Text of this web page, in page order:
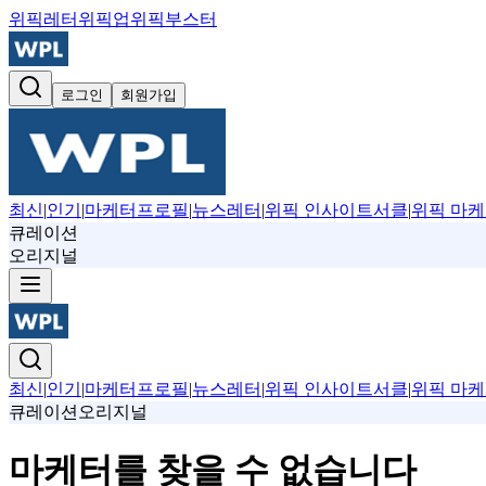
위픽레터 위픽업위픽부스터
로그인 회원가입
최신|인기 |마케터프로필|뉴스레터 |위픽 인사이트서클|위픽 마케
큐레이션
오리지널
최신|인기 |마케터프로필|뉴스레터 |위픽 인사이트서클|위픽 마케
큐레이션 오리지널
마케터를 찾을 수 없습니다